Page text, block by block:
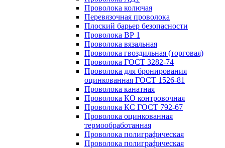
Проволока колючая
Перевязочная проволока
Плоский барьер безопасности
Проволока ВР 1
Проволока вязальная
Проволока гвоздильная (торговая)
Проволока ГОСТ 3282-74
Проволока для бронирования
оцинкованная ГОСТ 1526-81
Проволока канатная
Проволока КО контровочная
Проволока КС ГОСТ 792-67
Проволока оцинкованная
термообработанная
Проволока полиграфическая
Проволока полиграфическая